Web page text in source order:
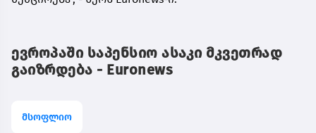
ევროპაში საპენსიო ასაკი მკვეთრად
გაიზრდება - Euronews
მსოფლიო